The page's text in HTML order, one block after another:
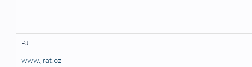
PJ
www.jirat.cz